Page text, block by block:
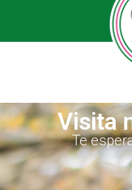
Visita
Te